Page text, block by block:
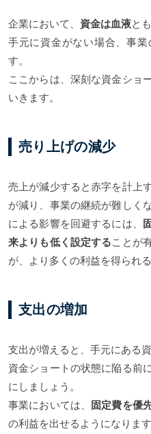
企業において、 資金は血液と
手元に資金がない場合、事
す。
ここからは、深刻な資金ショ
いきます。
売り上げの減少
売上が減少すると赤字を計上
が減り、事業の継続が難しく
による影響を回避するには、
来よりも低く設定することが
が、より多くの利益を得られ
支出の増加
支出が増えると、手元にある
資金ショートの状態に陥る前
にしましょう。
事業においては、
固定費を優
の利益を出せるようになります